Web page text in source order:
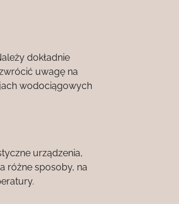
dokładnie
uwagę na
wodociągowych
urządzenia,
różne sposoby, na